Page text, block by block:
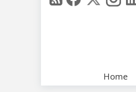
Home